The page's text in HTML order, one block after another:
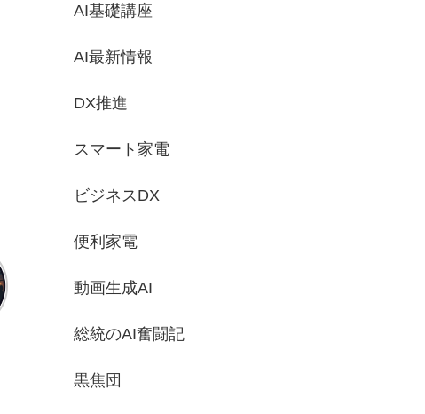
AI基礎講座
AI最新情報
DX推進
スマート家電
ビジネスDX
便利家電
動画生成AI
総統のAI奮闘記
黒焦団